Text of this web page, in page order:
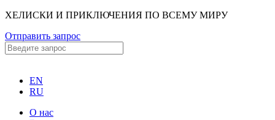
ХЕЛИСКИ И ПРИКЛЮЧЕНИЯ ПО ВСЕМУ МИРУ
Отправить запрос
EN
RU
О нас